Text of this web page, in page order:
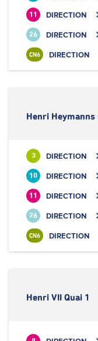
11 DIRECTION
26 DIRECTION
CN6 DIRECTION
Henri Heymanns
3 DIRECTION
10 DIRECTION
11 DIRECTION
26 DIRECTION
CN6 DIRECTION
Henri VII Quai 1